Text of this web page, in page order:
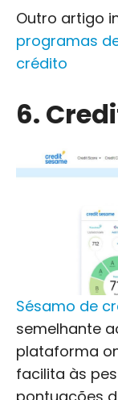
Outro artigo
programas
crédito
6.
Sésamo de
semelhante
plataforma
facilita às